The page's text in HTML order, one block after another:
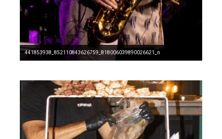
441853938_852110843626759_818006039890026621_n